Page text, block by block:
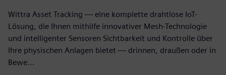
Wittra Asset Tracking — eine komplette drahtlose IoT-
Lösung, die Ihnen mithilfe innovativer Mesh-Technologie
und intelligenter Sensoren Sichtbarkeit und Kontrolle über
Ihre physischen Anlagen bietet — drinnen, draußen oder in
Bewe...